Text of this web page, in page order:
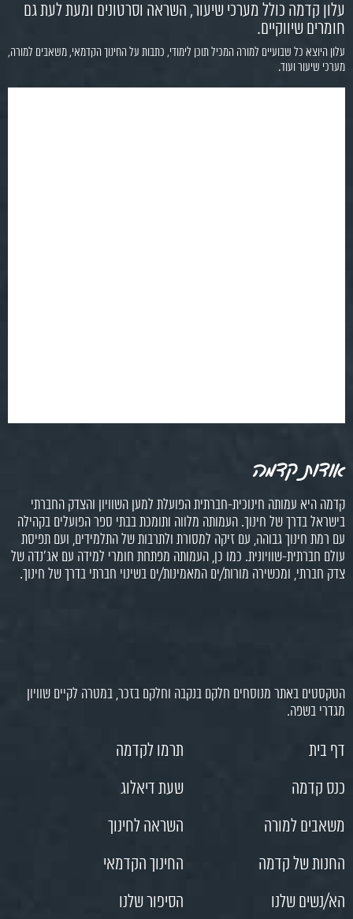
עלון קדמה כולל מערכי שיעור, השראה וסרטונים ומעת לעת גם
חומרים שיווקיים.
עלון היוצא כל שבועיים למורה המכיל תוכן לימודי, כתבות על החינוך הקדמאי, משאבים למורה,
מערכי שיעור ועוד.
אודות קדמה
קדמה היא עמותה חינוכית-חברתית הפועלת למען השוויון והצדק החברתי
בישראל בדרך של חינוך. העמותה מלווה ותומכת בבתי ספר הפועלים בקהילה
עם רמת חינוך גבוהה, עם זיקה למסורת ולתרבות של התלמידים, ועם תפיסת
עולם חברתית-שוויונית. כמו כן, העמותה מפתחת חומרי למידה עם אג'נדה של
צדק חברתי, ומכשירה מורות/ים המאמינות/ים בשינוי חברתי בדרך של חינוך.
הטקסטים באתר מנוסחים חלקם בנקבה וחלקם בזכר, במטרה לקיים שוויון
מגדרי בשפה.
דף בית
תרמו לקדמה
כנס קדמה
שעת דיאלוג
משאבים למורה
השראה לחינוך
החנות של קדמה
החינוך הקדמאי
הא/נשים שלנו
הסיפור שלנו